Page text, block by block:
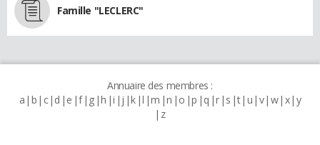
Famille "LECLERC"
Annuaire des membres :
a b c d e f g h i j k l m n o p q r s t u v w x y
z